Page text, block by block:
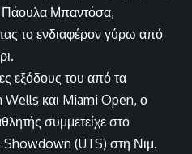
Πάουλα Μπαντόσα,
το ενδιαφέρον γύρω από
εξόδους του από τα
Wells και Miami Open, ο
συμμετείχε στο
(UTS) στη Νιμ.